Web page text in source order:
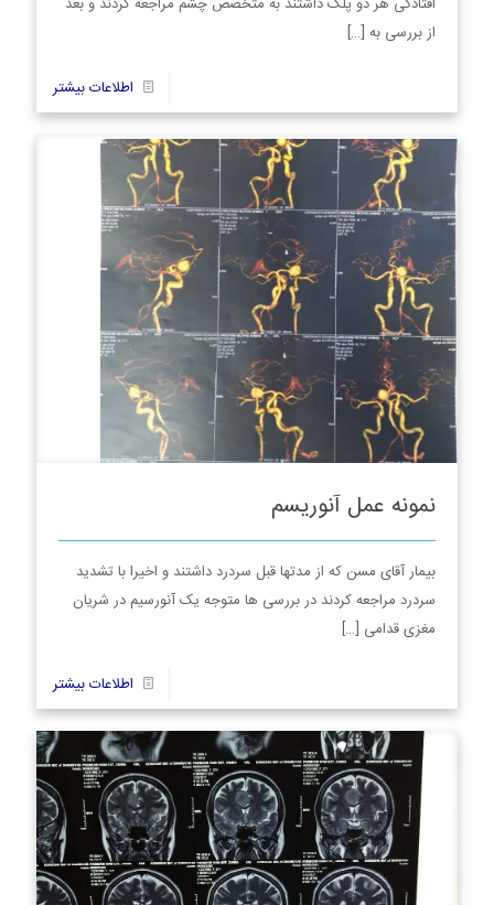
از بررسی به […]
اطلاعات بیشتر
نمونه عمل آنوریسم
بیمار آقای مسن که از مدتها قبل سردرد داشتند و اخیرا با تشدید
سردرد مراجعه کردند در بررسی ها متوجه یک آنورسیم در شریان
مغزی قدامی […]
اطلاعات بیشتر